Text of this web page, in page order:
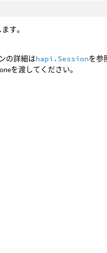
す。
の詳細はhapi.Sessionを参
を渡してください。